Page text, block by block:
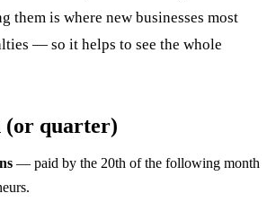
them is where new businesses most
— so it helps to see the whole
(or quarter)
— paid by the 20th of the following month